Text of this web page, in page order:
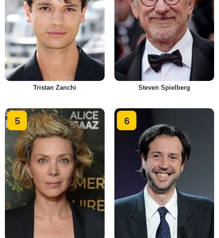
Tristan Zanchi Steven Spielberg
5 6